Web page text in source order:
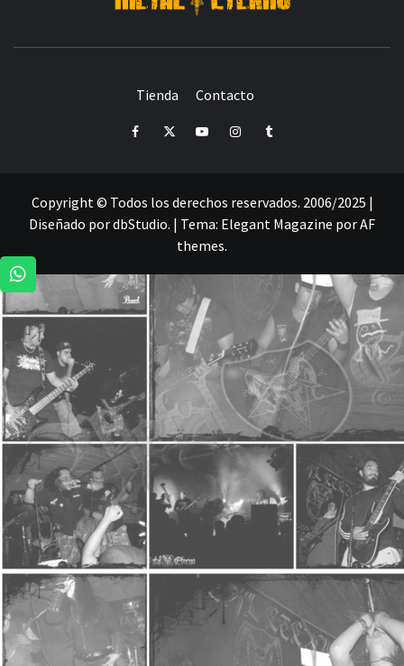
CRÓNICAS DE RECITALES
PRENSA
Tienda Contacto
FacebookTwitterYoutubeInstagramTumblr
Copyright © Todos los derechos reservados. 2006/2025 |
Diseñado por dbStudio. | Tema: Elegant Magazine porAF
themes.